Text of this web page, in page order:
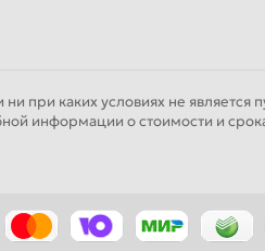
при каких условиях не является
информации о стоимости и